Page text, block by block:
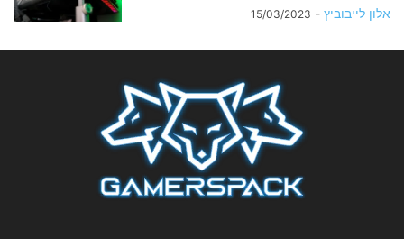
אלון לייבוביץ -
15/03/2023